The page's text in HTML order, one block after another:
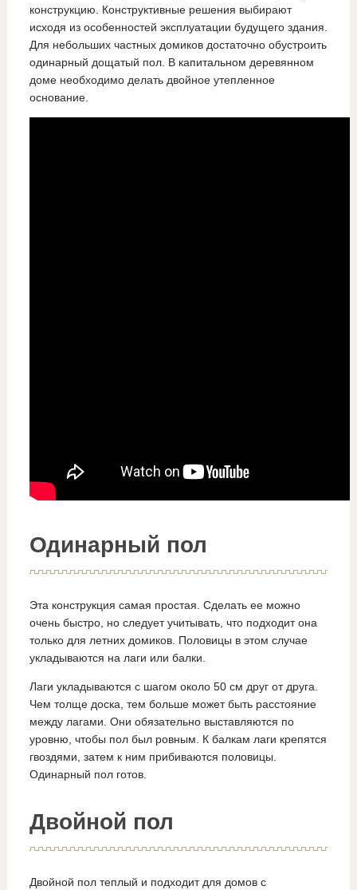
конструкцию. Конструктивные решения выбирают
исходя из особенностей эксплуатации будущего здания.
Для небольших частных домиков достаточно обустроить
одинарный дощатый пол. В капитальном деревянном
доме необходимо делать двойное утепленное
основание.
Одинарный пол
Эта конструкция самая простая. Сделать ее можно
очень быстро, но следует учитывать, что подходит она
только для летних домиков. Половицы в этом случае
укладываются на лаги или балки.
Лаги укладываются с шагом около 50 см друг от друга.
Чем толще доска, тем больше может быть расстояние
между лагами. Они обязательно выставляются по
уровню, чтобы пол был ровным. К балкам лаги крепятся
гвоздями, затем к ним прибиваются половицы.
Одинарный пол готов.
Двойной пол
Двойной пол теплый и подходит для домов с